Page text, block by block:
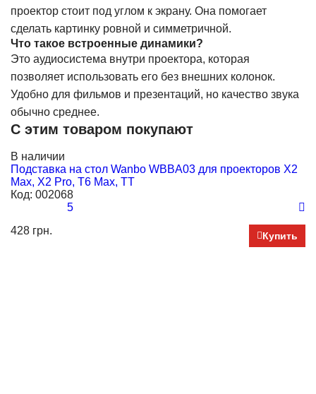
проектор стоит под углом к экрану. Она помогает
сделать картинку ровной и симметричной.
Что такое встроенные динамики?
Это аудиосистема внутри проектора, которая
позволяет использовать его без внешних колонок.
Удобно для фильмов и презентаций, но качество звука
обычно среднее.
С этим товаром покупают
В наличии
Подставка на стол Wanbo WBBA03 для проекторов X2
Max, Х2 Pro, T6 Max, TT
Код: 002068
5
428 грн.
Купить